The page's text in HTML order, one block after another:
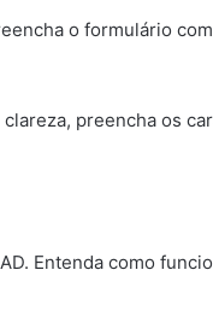
o formulário
preencha os
Entenda como